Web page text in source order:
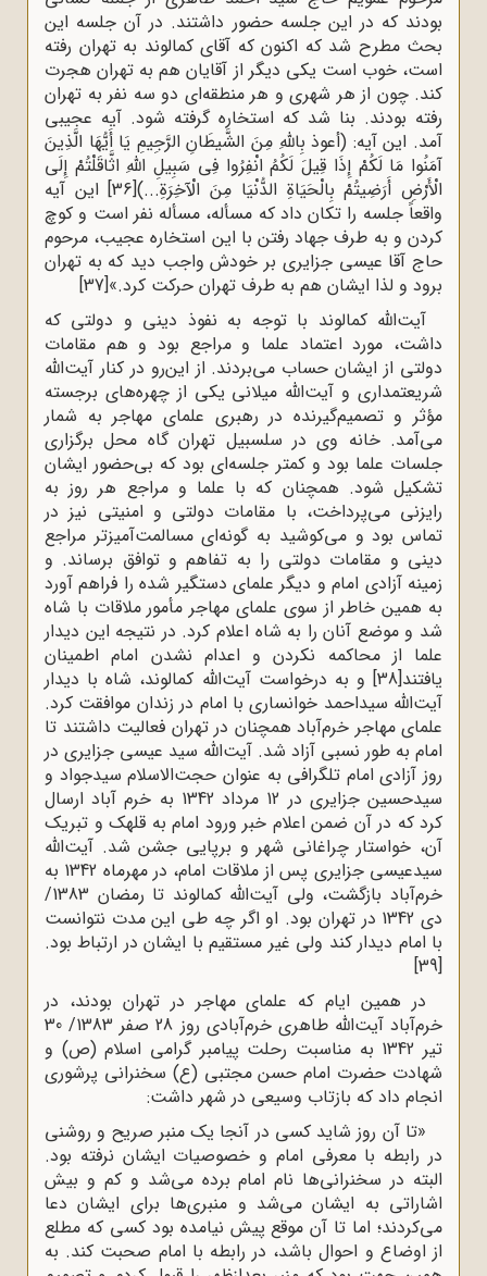
بودند که در این جلسه حضور داشتند. در آن جلسه این
بحث مطرح شد که اکنون که آقای کمالوند به تهران رفته
است، خوب است یکی دیگر از آقایان هم به تهران هجرت
کند. چون از هر شهری و هر منطقه‌ای دو سه نفر به تهران
رفته بودند. بنا شد که استخاره گرفته شود. آیه عجیبی
آمد. این آیه: (أعوذ بِاللَّهِ مِنَ الشَّیطَانِ الرَّجِیمِ یَا أَیُّهَا الَّذِینَ
آمَنُوا مَا لَکُمْ إِذَا قِیلَ لَکُمُ انْفِرُوا فِی سَبِیلِ اللَّهِ اثَّاقَلْتُمْ إِلَى
الْأَرْضِ أَرَضِیتُمْ بِالْحَیَاةِ الدُّنْیَا مِنَ الْآخِرَةِ...)[36]
این آیه
واقعاً جلسه را تکان داد که مسأله، مسأله نفر است و کوچ
کردن و به طرف جهاد رفتن با این استخاره عجیب، مرحوم
حاج آقا عیسی جزایری بر خودش واجب دید که به تهران
برود و لذا ایشان هم به طرف تهران حرکت کرد.»[37]
آیت‌الله کمالوند با توجه به نفوذ دینی و دولتی که
داشت، مورد اعتماد علما و مراجع بود و هم مقامات
دولتی از ایشان حساب می‌بردند. از این‌رو در کنار آیت‌الله
شریعتمداری و آیت‌الله میلانی یکی از چهره‌های برجسته
مؤثر و تصمیم‌گیرنده در رهبری علمای مهاجر به شمار
می‌آمد. خانه وی در سلسبیل تهران گاه محل برگزاری
جلسات علما بود و کمتر جلسه‌ای بود که بی‌حضور ایشان
تشکیل شود. همچنان که با علما و مراجع هر روز به
رایزنی می‌پرداخت، با مقامات دولتی و امنیتی نیز در
تماس بود و می‌کوشید به گونه‌ای مسالمت‌آمیزتر مراجع
دینی و مقامات دولتی را به تفاهم و توافق برساند. و
زمینه آزادی امام و دیگر علمای دستگیر شده را فراهم آورد
به همین خاطر از سوی علمای مهاجر مأمور ملاقات با شاه
شد و موضع آنان را به شاه اعلام کرد. در نتیجه این دیدار
علما از محاکمه نکردن و اعدام نشدن امام اطمینان
یافتند[38]
و به درخواست آیت‌الله کمالوند، شاه با دیدار
آیت‌الله سیداحمد خوانساری با امام در زندان موافقت کرد.
علمای مهاجر خرم‌آباد همچنان در تهران فعالیت داشتند تا
امام به طور نسبی آزاد شد. آیت‌الله سید عیسی جزایری در
روز آزادی امام تلگرافی به عنوان حجت‌الاسلام سیدجواد و
سیدحسین جزایری در 12 مرداد 1342 به خرم آباد ارسال
کرد که در آن ضمن اعلام خبر ورود امام به قلهک و تبریک
آن، خواستار چراغانی شهر و برپایی جشن شد. آیت‌الله
سیدعیسی جزایری پس از ملاقات امام، در مهرماه 1342 به
خرم‌آباد بازگشت، ولی آیت‌الله کمالوند تا رمضان 1383/
دی 1342 در تهران بود. او اگر چه طی این مدت نتوانست
با امام دیدار کند ولی غیر مستقیم با ایشان در ارتباط بود.
[39]
در همین ایام که علمای مهاجر در تهران بودند، در
خرم‌آباد آیت‌الله طاهری خرم‌آبادی روز 28 صفر 1383/ 30
تیر 1342 به مناسبت رحلت پیامبر گرامی اسلام (ص) و
شهادت حضرت امام حسن مجتبی (ع) سخنرانی پرشوری
انجام داد که بازتاب وسیعی در شهر داشت:
«تا آن روز شاید کسی در آنجا یک منبر صریح و روشنی
در رابطه با معرفی امام و خصوصیات ایشان نرفته بود.
البته در سخنرانی‌ها نام امام برده می‌شد و کم و بیش
اشاراتی به ایشان می‌شد و منبری‌ها برای ایشان دعا
می‌کردند؛ اما تا آن موقع پیش نیامده بود کسی که مطلع
از اوضاع و احوال باشد، در رابطه با امام صحبت کند. به